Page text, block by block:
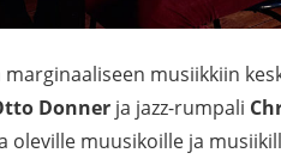
musiikkiin
Donner ja jazz-rumpali
muusikoille ja